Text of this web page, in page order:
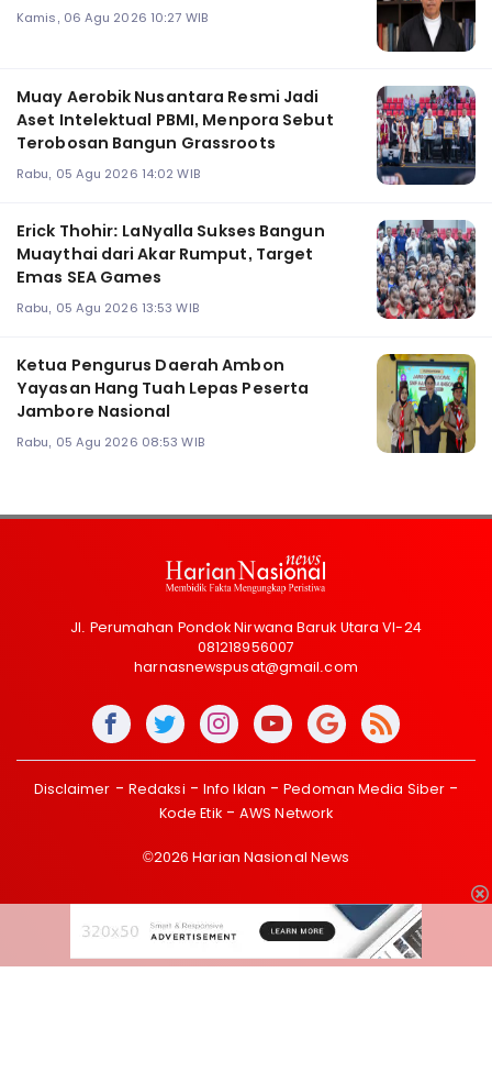
Kamis, 06 Agu 2026 10:27 WIB
Muay Aerobik Nusantara Resmi Jadi
Aset Intelektual PBMI, Menpora Sebut
Terobosan Bangun Grassroots
Rabu, 05 Agu 2026 14:02 WIB
Erick Thohir: LaNyalla Sukses Bangun
Muaythai dari Akar Rumput, Target
Emas SEA Games
Rabu, 05 Agu 2026 13:53 WIB
Ketua Pengurus Daerah Ambon
Yayasan Hang Tuah Lepas Peserta
Jambore Nasional
Rabu, 05 Agu 2026 08:53 WIB
Jl. Perumahan Pondok Nirwana Baruk Utara VI-24
081218956007
harnasnewspusat@gmail.com
Disclaimer Redaksi Info Iklan
Pedoman Media Siber
Kode Etik
AWS Network
©2026 Harian Nasional News